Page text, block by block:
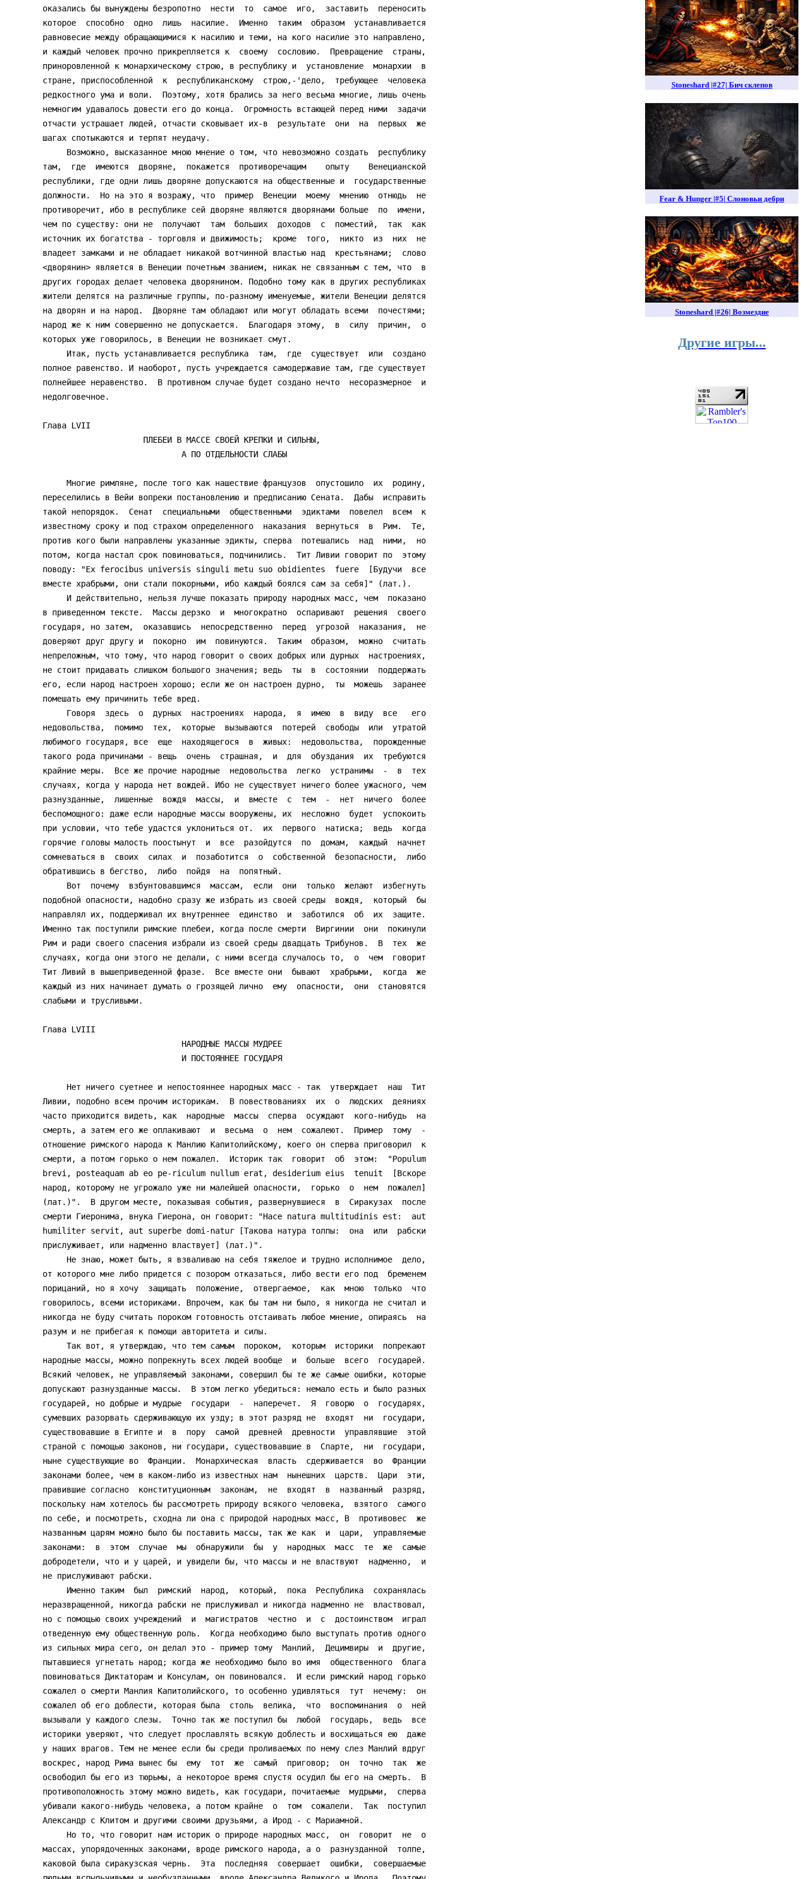
Stoneshard |#27| Бич склепов
Fear & Hunger |#5| Слоновьи дебри
Stoneshard |#26| Возмездие
Другие игры...